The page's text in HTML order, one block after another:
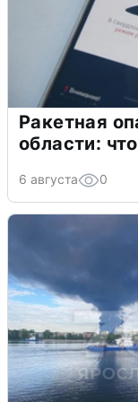
Ракетная
области:
6 августа 0